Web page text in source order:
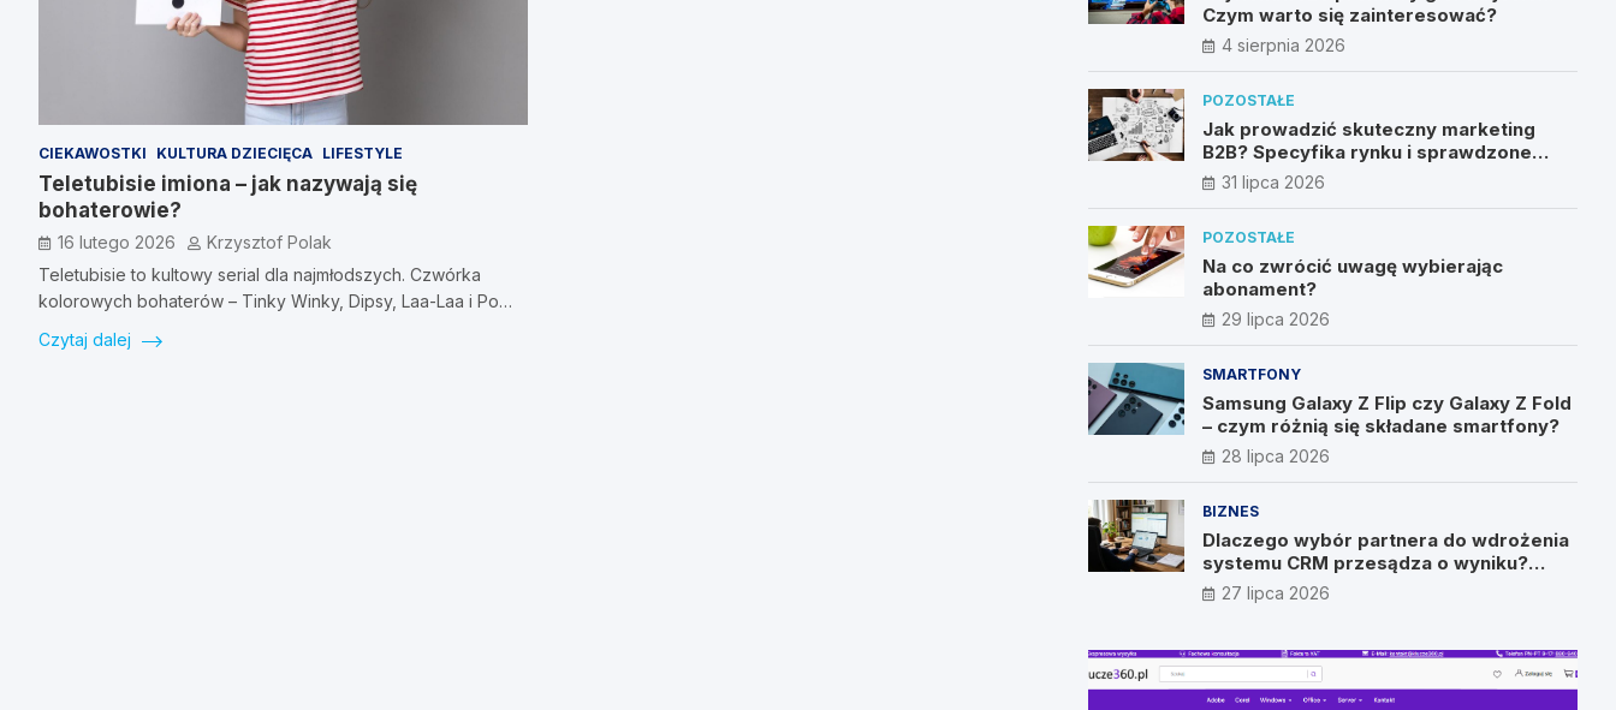
CIEKAWOSTKI KULTURA DZIECIĘCA LIFESTYLE
Teletubisie imiona – jak nazywają się
bohaterowie?
16 lutego 2026
Krzysztof Polak
Teletubisie to kultowy serial dla najmłodszych. Czwórka
kolorowych bohaterów – Tinky Winky, Dipsy, Laa-Laa i Po…
Czytaj dalej
Czym warto się zainteresować?
4 sierpnia 2026
POZOSTAŁE
Jak prowadzić skuteczny marketing
B2B? Specyfika rynku i sprawdzone
metody
31 lipca 2026
POZOSTAŁE
Na co zwrócić uwagę wybierając
abonament?
29 lipca 2026
SMARTFONY
Samsung Galaxy Z Flip czy Galaxy Z Fold
– czym różnią się składane smartfony?
28 lipca 2026
BIZNES
Dlaczego wybór partnera do wdrożenia
systemu CRM przesądza o wyniku?
Wywiad z Pawłem Prymakowskim, CEO
IT Vision
27 lipca 2026